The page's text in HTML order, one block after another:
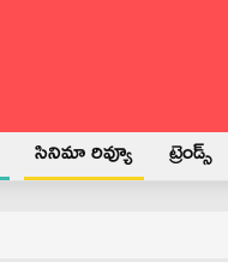
సినిమా రివ్యూ ట్రెండ్స్